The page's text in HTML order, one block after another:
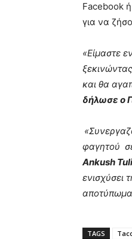
Facebook
για να
«Είμαστε
και θα
δήλωσε ο
φαγητού
Ankush
ενισχύσει
αποτύπωμα
TAGS